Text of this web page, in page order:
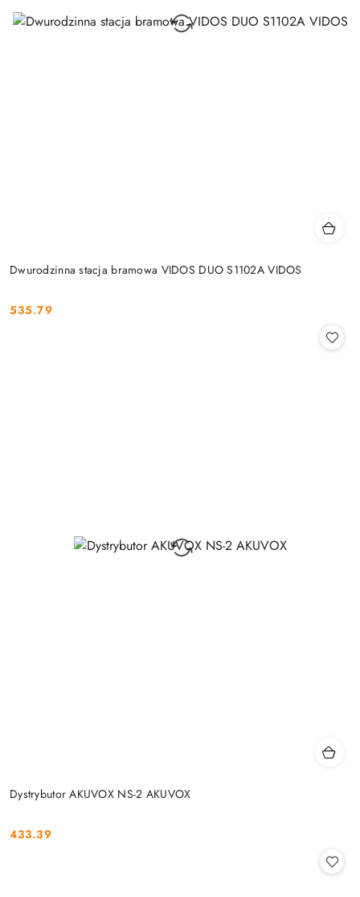
Dwurodzinna stacja bramowa VIDOS DUO S1102A VIDOS
Cena:
535.79
Dystrybutor AKUVOX NS-2 AKUVOX
Cena:
433.39